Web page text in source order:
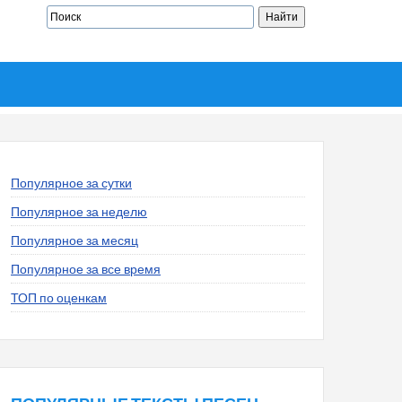
Популярное за сутки
Популярное за неделю
Популярное за месяц
Популярное за все время
ТОП по оценкам